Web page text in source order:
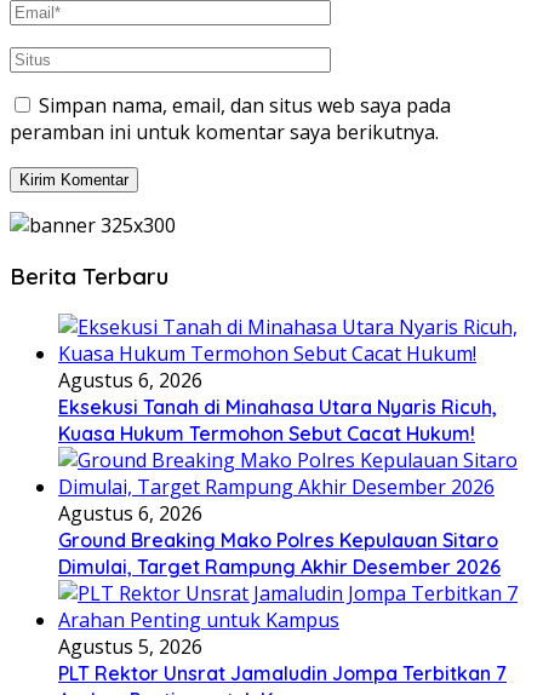
Simpan nama, email, dan situs web saya pada
peramban ini untuk komentar saya berikutnya.
Berita Terbaru
Agustus 6, 2026
Eksekusi Tanah di Minahasa Utara Nyaris Ricuh,
Kuasa Hukum Termohon Sebut Cacat Hukum!
Agustus 6, 2026
Ground Breaking Mako Polres Kepulauan Sitaro
Dimulai, Target Rampung Akhir Desember 2026
Agustus 5, 2026
​PLT Rektor Unsrat Jamaludin Jompa Terbitkan 7